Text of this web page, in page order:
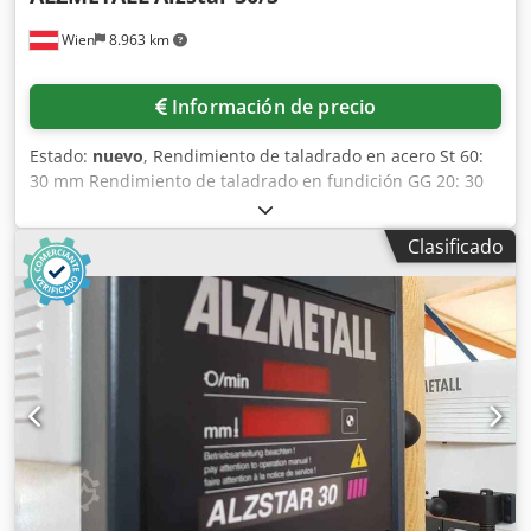
protección IP65
Wien 8.963 km
Información de precio
Estado: nuevo, Rendimiento de taladrado en acero St 60:
30 mm Rendimiento de taladrado en fundición GG 20: 30
mm Capacidad de taladrado en St 60: 30 mm Roscado en
St 60: M 16 Roscado en GG 20: M 20 Husillo corto: MK 3
Carrera del husillo: 140 mm Brazo/voladizo: 293 mm
Diámetro de la columna: 115 mm Mesa de la máquina -
superficie útil: 514 x 360 mm Ranuras en T - cantidad -
ancho - separación: 2 x 14 x 224 mm Distancia husillo-
mesa mín./máx.: 132 / 724 mm Avance manual Velocidades
del husillo - regulación continua: 225 - 4300 rpm Potencia
total requerida: 1,0/1,6 kW Peso de la máquina aprox.: 260
kg Equipamiento de serie: - Pulsador tipo seta de parada
de emergencia (con enclavamiento) - Interruptor de
inversión de giro (derecha/izquierda) - Guardamotor -
Regulación de velocidad continua Cedpfxoyvvmxs Acgeha -
Clasificado